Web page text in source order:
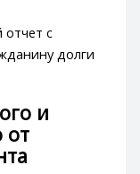
с
долги
и
от